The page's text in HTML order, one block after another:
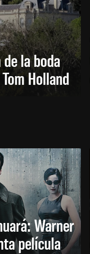
la boda
Holland
Warner
película